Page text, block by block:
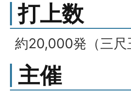
打上数
約20,000発（三
主催